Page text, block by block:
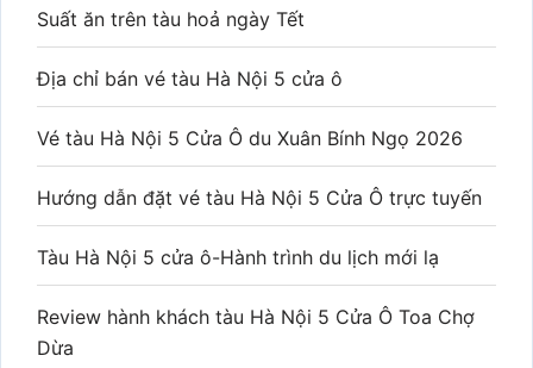
Suất ăn trên tàu hoả ngày Tết
Địa chỉ bán vé tàu Hà Nội 5 cửa ô
Vé tàu Hà Nội 5 Cửa Ô du Xuân Bính Ngọ 2026
Hướng dẫn đặt vé tàu Hà Nội 5 Cửa Ô trực tuyến
Tàu Hà Nội 5 cửa ô-Hành trình du lịch mới lạ
Review hành khách tàu Hà Nội 5 Cửa Ô Toa Chợ
Dừa